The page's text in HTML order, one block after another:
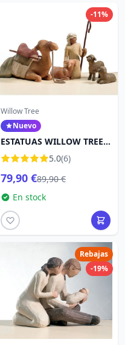
-11%
Willow Tree
Nuevo
ESTATUAS WILLOW TREE
PASTOR Y SUS ANIMALES
5.0(6)
79,90 €89,90 €
En stock
Rebajas
-19%